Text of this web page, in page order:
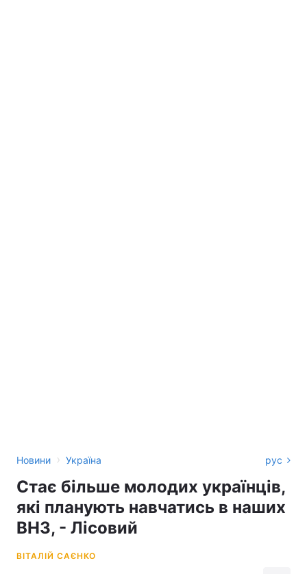
Новини › Україна рус
Стає більше молодих українців,
які планують навчатись в наших
ВНЗ, - Лісовий
ВІТАЛІЙ САЄНКО